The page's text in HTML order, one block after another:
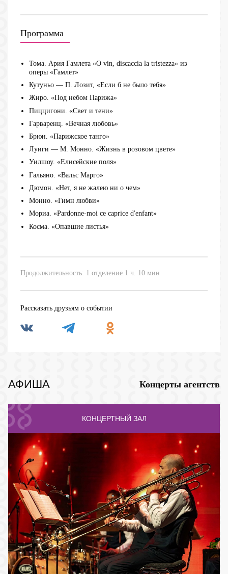
Программа
Тома. Ария Гамлета «O vin, discaccia la tristezza» из
оперы «Гамлет»
Кутуньо — П. Лозит, «Если б не было тебя»
Жиро. «Под небом Парижа»
Пиццигони. «Свет и тени»
Гарваренц. «Вечная любовь»
Брюн. «Парижское танго»
Луиги — М. Монно. «Жизнь в розовом цвете»
Уилшоу. «Елисейские поля»
Гальяно. «Вальс Марго»
Дюмон. «Нет, я не жалею ни о чем»
Монно. «Гимн любви»
Мориа. «Pardonne-moi ce caprice d'enfant»
Косма. «Опавшие листья»
Продолжительность: 1 отделение 1 ч. 10 мин
Рассказать друзьям о событии
АФИША Концерты агентств
КОНЦЕРТНЫЙ ЗАЛ